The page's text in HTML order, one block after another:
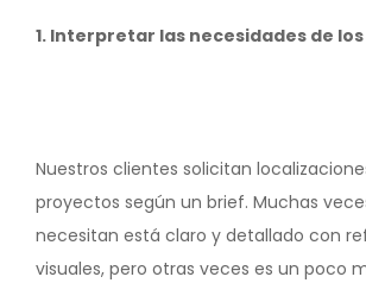
1. Interpretar las necesidades de
Nuestros clientes solicitan
proyectos según un brief. Muchas
necesitan está claro y detallado con
visuales, pero otras veces es un poco